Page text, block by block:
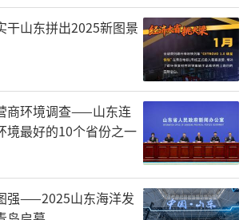
创新举措。中印尼海洋科技合
首引领、机制创新、联合科考、
故事，系统回顾了两国长达十
历程，展现了从“双边智
案”的升级路径，为发展中国
作提供了“中国方案”。
山东拼出2025新图景
商环境调查——山东连
境最好的10个省份之一
强——2025山东海洋发